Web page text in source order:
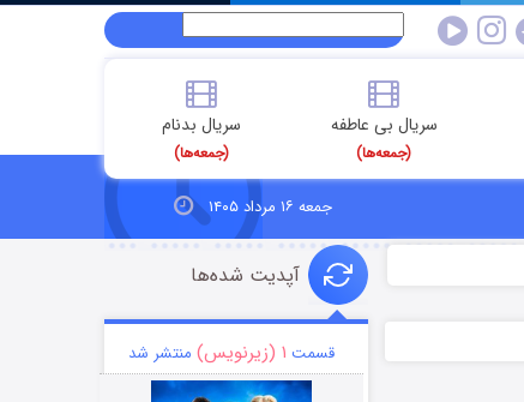
سریال بی عاطفه
(جمعه‌ها)
سریال بدنام
(جمعه‌ها)
جمعه ۱۶ مرداد ۱۴۰۵
آپدیت شده‌ها
قسمت ۱ (زیرنویس) منتشر شد